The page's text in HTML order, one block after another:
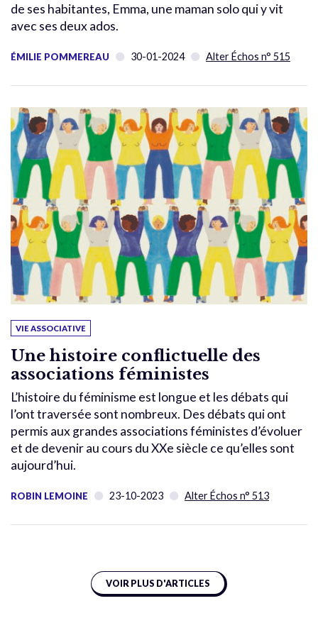
de ses habitantes, Emma, une maman solo qui y vit
avec ses deux ados.
ÉMILIE POMMEREAU 30-01-2024 Alter Échos n° 515
VIE ASSOCIATIVE
Une histoire conflictuelle des
associations féministes
L’histoire du féminisme est longue et les débats qui
l’ont traversée sont nombreux. Des débats qui ont
permis aux grandes associations féministes d’évoluer
et de devenir au cours du XXe siècle ce qu’elles sont
aujourd’hui.
ROBIN LEMOINE 23-10-2023 Alter Échos n° 513
VOIR PLUS D'ARTICLES